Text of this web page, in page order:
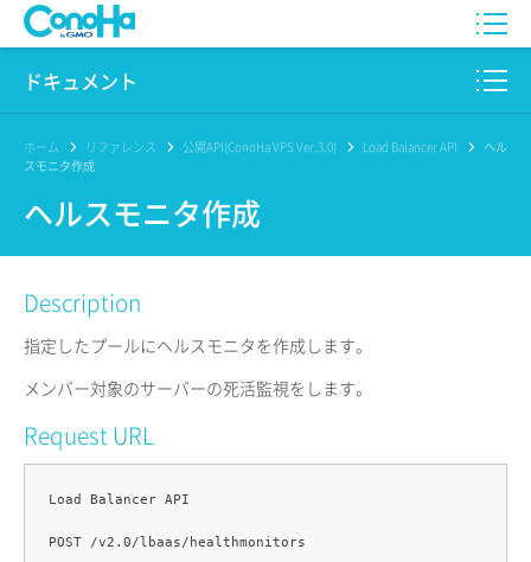
WING
Pencil
サービス一覧
ログイン
ドキュメント
このサイトについて
プロダクト
リファレンス
リリースノート
ホーム リファレンス 公開API(ConoHa VPS Ver.3.0) Load Balancer API
ヘル
スモニタ作成
ヘルスモニタ作成
Description
指定したプールにヘルスモニタを作成します。
メンバー対象のサーバーの死活監視をします。
Request URL
Load Balancer API